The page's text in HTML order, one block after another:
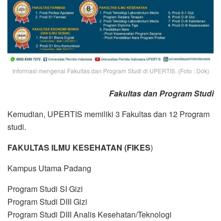
Informasi mengenai Fakultas dan Program Studi di UPERTIS. (Foto : Dok)
Fakultas dan Program Studi
Kemudian, UPERTIS memiliki 3 Fakultas dan 12 Program
studi.
FAKULTAS ILMU KESEHATAN (FIKES)
Kampus Utama Padang
Program Studi SI Gizi
Program Studi DIII Gizi
Program Studi DIII Analis Kesehatan/Teknologi